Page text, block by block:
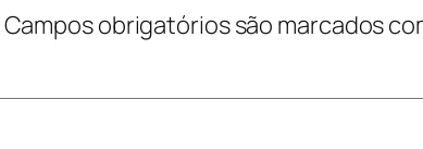
Campos obrigatórios são marcados